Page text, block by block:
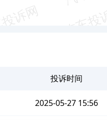
投诉时间
2025-05-27 15:56